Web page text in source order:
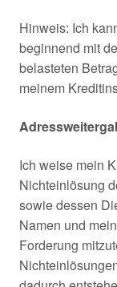
Hinweis: Ich
beginnend mit
belasteten
meinem
Ich weise mein
Nichteinlösung
sowie dessen
Namen und
Forderung